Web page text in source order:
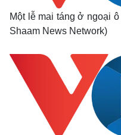
Một lễ mai táng ở ngoại
Shaam News Network)